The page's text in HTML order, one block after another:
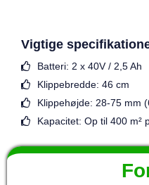
Vigtige
Batteri: 2 x 40V / 2,5 Ah
Klippebredde: 46 cm
Klippehøjde: 28-75 mm
Kapacitet: Op til 400 m²